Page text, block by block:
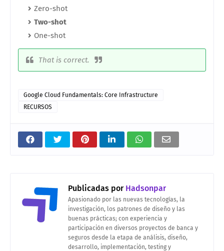
Zero-shot
Two-shot
One-shot
That is correct.
Google Cloud Fundamentals: Core Infrastructure
RECURSOS
Publicadas porHadsonpar
Apasionado por las nuevas tecnologías, la
investigación, los patrones de diseño y las
buenas prácticas; con experiencia y
participación en diversos proyectos de banca y
seguros desde la etapa de análisis, diseño,
desarrollo, implementación, testing y